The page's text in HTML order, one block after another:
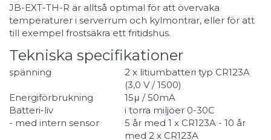
JB-EXT-TH-R är alltså optimal för att övervaka
temperaturer i serverrum och kylmontrar, eller för att
till exempel frostsäkra ett fritidshus.
Tekniska specifikationer
spänning
2 x litiumbatteri typ CR123A
(3,0 V / 1500)
Energiförbrukning
15μ / 50mA
Batteri-liv
i torra miljöer 0-30C
- med intern sensor
5 år med 1 x CR123A - 10 år
med 2 x CR123A